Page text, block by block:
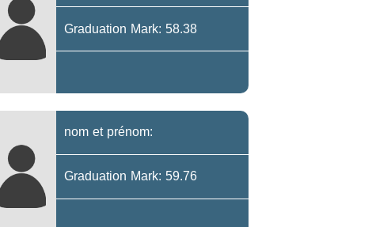
Graduation Mark: 58.38
nom et prénom:
Graduation Mark: 59.76